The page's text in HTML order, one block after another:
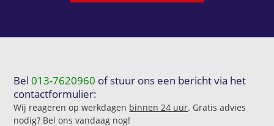
Bel013-7620960 of stuur ons een bericht via het
contactformulier:
Wij reageren op werkdagen binnen 24 uur. Gratis advies
nodig? Bel ons vandaag nog!